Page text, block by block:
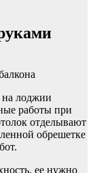
на лоджии
работы при
отделывают
обрешетке
ее нужно